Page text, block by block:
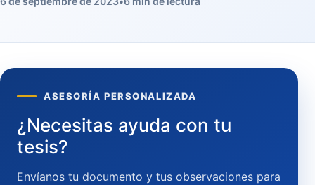
ASESORÍA PERSONALIZADA
¿Necesitas ayuda con tu
tesis?
Envíanos tu documento y tus observaciones para